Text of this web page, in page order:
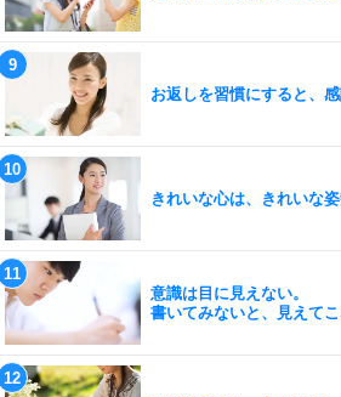
お返しを習慣にすると、
きれいな心は、きれいな姿
意識は目に見えない。
書いてみないと、見えてこ